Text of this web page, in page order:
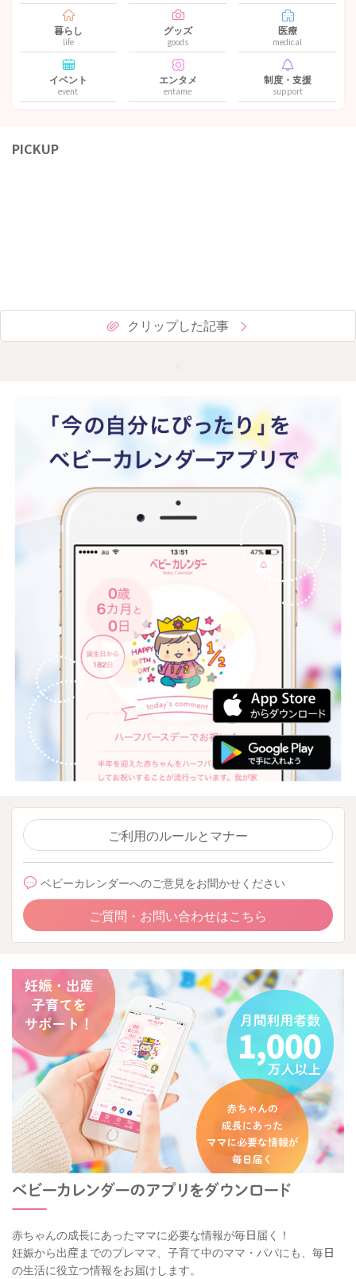
暮らし
life
グッズ
goods
医療
medical
イベント
event
エンタメ
entame
制度・支援
support
PICKUP
クリップした記事
ご利用のルールとマナー
ベビーカレンダーへのご意見をお聞かせください
ご質問・お問い合わせはこちら
赤ちゃんの成長にあったママに必要な情報が毎日届く！
妊娠から出産までのプレママ、子育て中のママ・パパにも、毎日
の生活に役立つ情報をお届けします。